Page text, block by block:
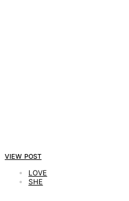
VIEW POST
LOVE
SHE